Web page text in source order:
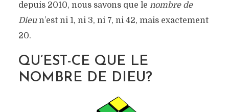
depuis 2010, nous savons que le nombre de
Dieun’est ni 1, ni 3, ni 7, ni 42, mais exactement
20.
QU’EST-CE QUE LE
NOMBRE DE DIEU?